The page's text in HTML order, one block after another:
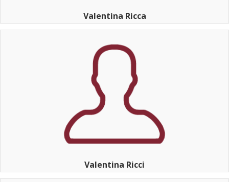
Valentina Ricca
Valentina Ricci